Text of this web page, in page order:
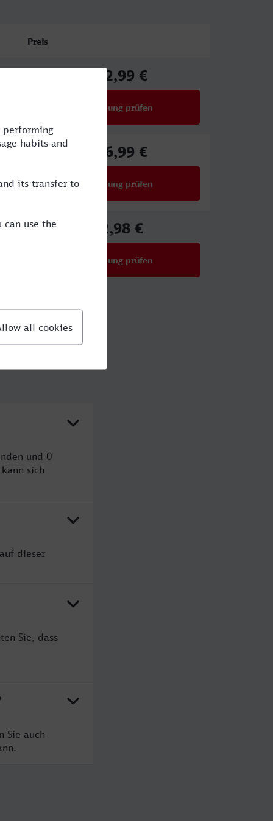
Preis
102,99 €
Verbindung prüfen
116,99 €
Verbindung prüfen
72,98 €
Verbindung prüfen
und 0
sich
dieser
Sie, dass
Sie auch